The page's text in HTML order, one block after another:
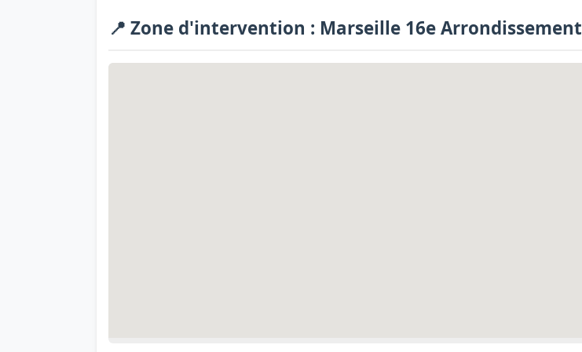
📍 Zone d'intervention : Marseille 16e Arrondissement